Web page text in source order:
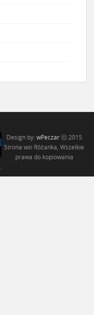
Design by: wPeczar ⓒ 2015
Strona wsi Różanka, Wszelkie
prawa do kopiowania